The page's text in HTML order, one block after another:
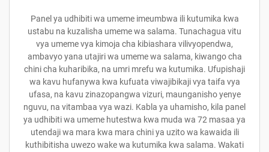
Panel ya udhibiti wa umeme imeumbwa ili kutumika kwa
ustabu na kuzalisha umeme wa salama. Tunachagua vitu
vya umeme vya kimoja cha kibiashara vilivyopendwa,
ambavyo yana utajiri wa umeme wa salama, kiwango cha
chini cha kuharibika, na umri mrefu wa kutumika. Ufupishaji
wa kavu hufanywa kwa kufuata viwajibikaji vya taifa vya
ufasa, na kavu zinazopangwa vizuri, maunganisho yenye
nguvu, na vitambaa vya wazi. Kabla ya uhamisho, kila panel
ya udhibiti wa umeme hutestwa kwa muda wa 72 masaa ya
utendaji wa mara kwa mara chini ya uzito wa kawaida ili
kuthibitisha uwezo wake wa kutumika kwa salama. Wakati